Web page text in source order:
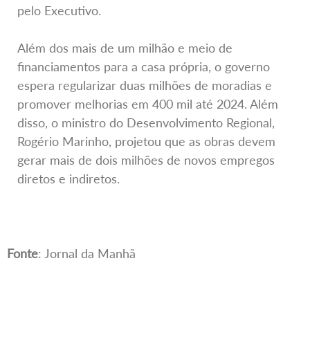
pelo Executivo.
Além dos mais de um milhão e meio de
financiamentos para a casa própria, o governo
espera regularizar duas milhões de moradias e
promover melhorias em 400 mil até 2024. Além
disso, o ministro do Desenvolvimento Regional,
Rogério Marinho, projetou que as obras devem
gerar mais de dois milhões de novos empregos
diretos e indiretos.
Fonte: Jornal da Manhã